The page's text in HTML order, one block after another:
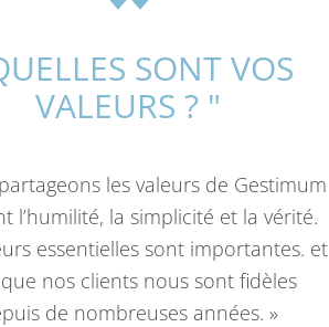
SONT VOS
VALEURS ? "
les valeurs de Gestimum
l’humilité, la simplicité et la vérité.
essentielles sont importantes. et
nos clients nous sont fidèles
de nombreuses années. »